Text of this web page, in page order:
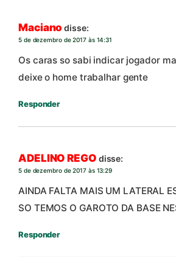
Maciano disse:
5 de dezembro de 2017 às 14:31
Os caras so sabi indicar jogador
deixe o home trabalhar gente
Responder
ADELINO REGO disse:
5 de dezembro de 2017 às 13:29
AINDA FALTA MAIS UM LATERAL
SO TEMOS O GAROTO DA BASE
Responder